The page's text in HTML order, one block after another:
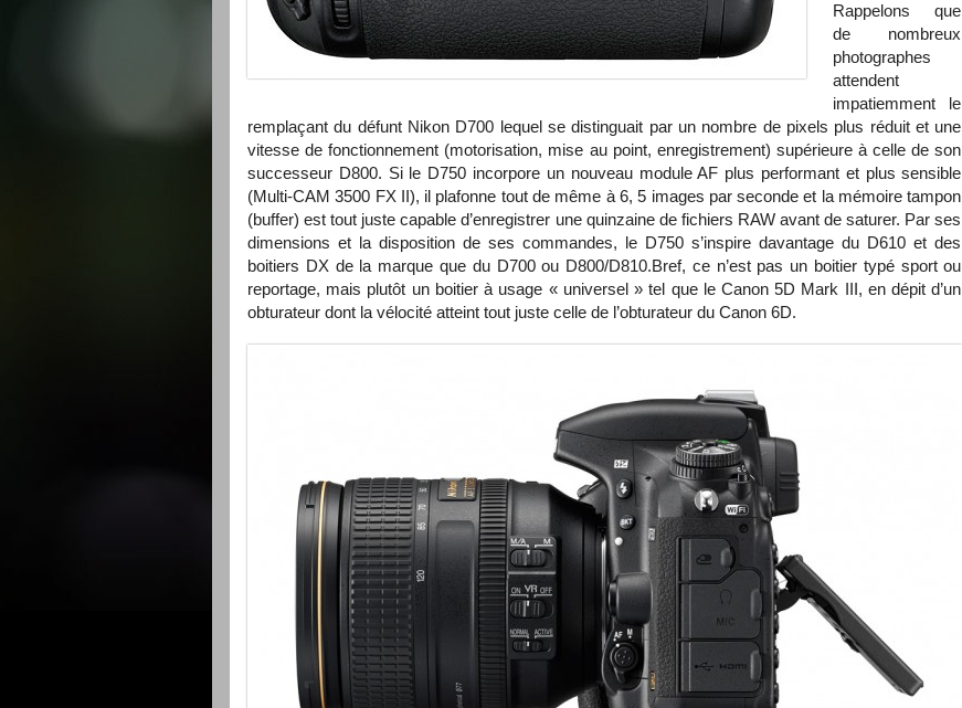
Rappelons que
de nombreux
photographes
attendent
impatiemment le
remplaçant du défunt Nikon D700 lequel se distinguait par un nombre de pixels plus réduit et une
vitesse de fonctionnement (motorisation, mise au point, enregistrement) supérieure à celle de son
successeur D800. Si le D750 incorpore un nouveau module AF plus performant et plus sensible
(Multi-CAM 3500 FX II), il plafonne tout de même à 6, 5 images par seconde et la mémoire tampon
(buffer) est tout juste capable d’enregistrer une quinzaine de fichiers RAW avant de saturer. Par ses
dimensions et la disposition de ses commandes, le D750 s’inspire davantage du D610 et des
boitiers DX de la marque que du D700 ou D800/D810.Bref, ce n’est pas un boitier typé sport ou
reportage, mais plutôt un boitier à usage « universel » tel que le Canon 5D Mark III, en dépit d’un
obturateur dont la vélocité atteint tout juste celle de l’obturateur du Canon 6D.